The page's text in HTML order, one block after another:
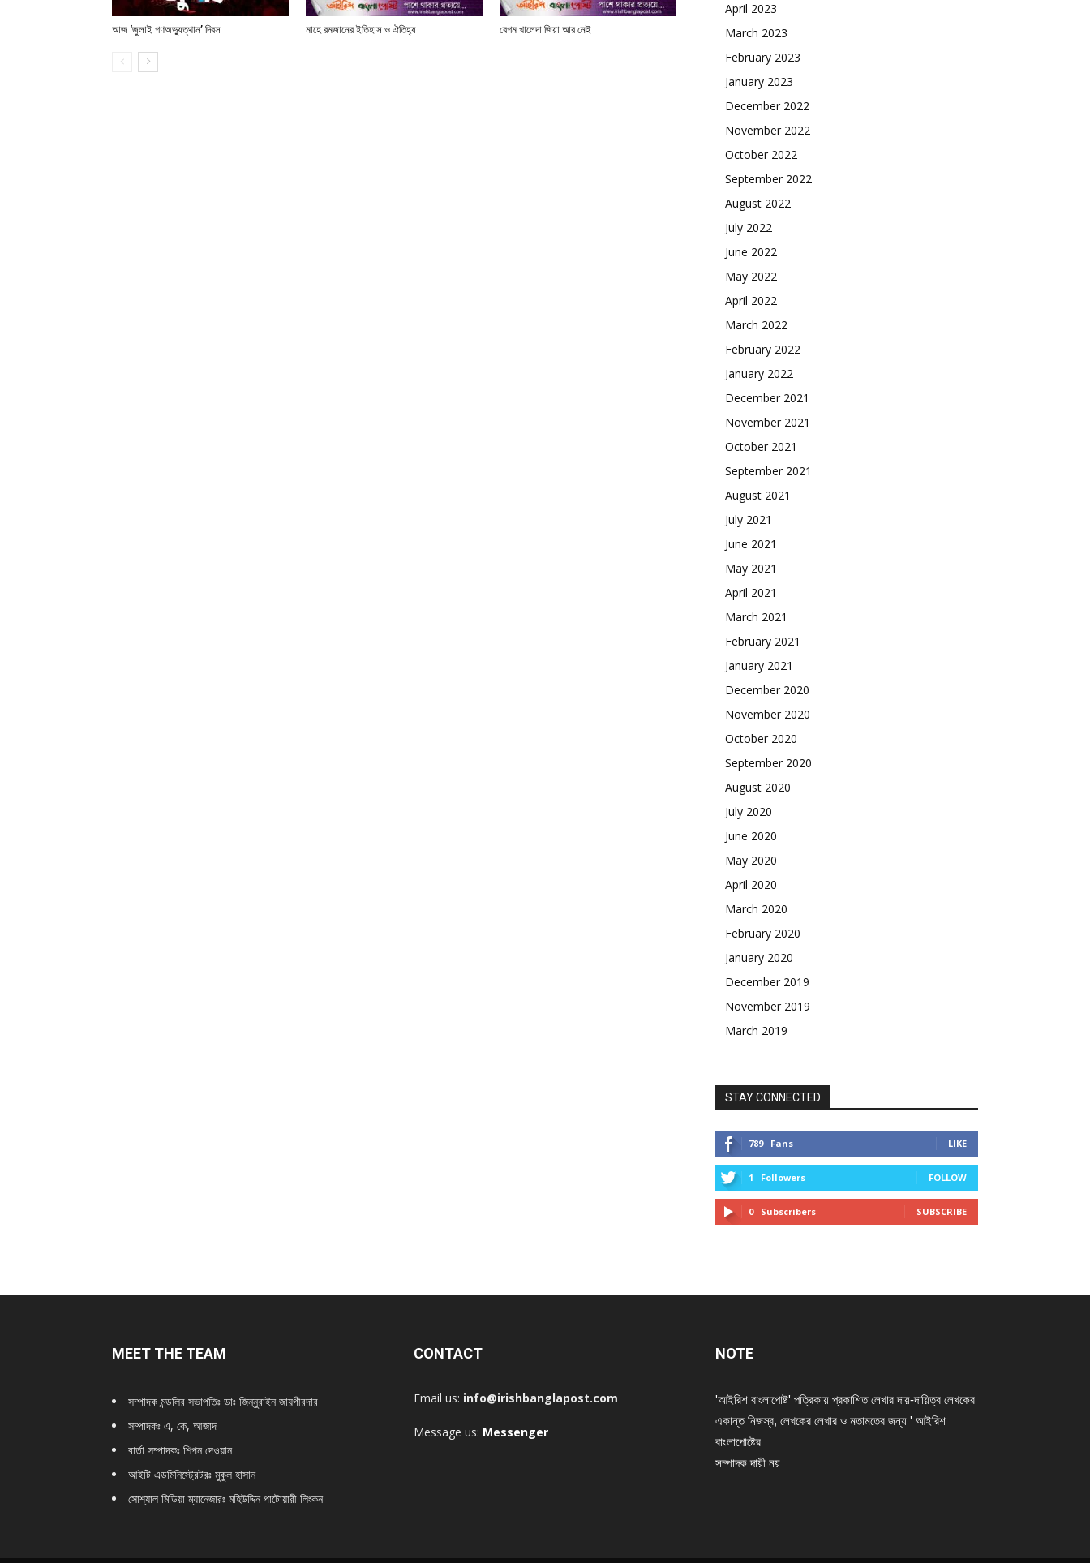
আজ ‘জুলাই গণঅভ্যুত্থান’ দিবস মাহে রমজানের ইতিহাস ও ঐতিহ্য বেগম খালেদা জিয়া আর নেই
April 2023
March 2023
February 2023
January 2023
December 2022
November 2022
October 2022
September 2022
August 2022
July 2022
June 2022
May 2022
April 2022
March 2022
February 2022
January 2022
December 2021
November 2021
October 2021
September 2021
August 2021
July 2021
June 2021
May 2021
April 2021
March 2021
February 2021
January 2021
December 2020
November 2020
October 2020
September 2020
August 2020
July 2020
June 2020
May 2020
April 2020
March 2020
February 2020
January 2020
December 2019
November 2019
March 2019
STAY CONNECTED
789 Fans LIKE
1 Followers FOLLOW
0 Subscribers SUBSCRIBE
MEET THE TEAM
সম্পাদক মন্ডলির সভাপতিঃ ডাঃ জিন্নুরাইন জায়গীরদার
সম্পাদকঃ এ, কে, আজাদ
বার্তা সম্পাদকঃ শিপন দেওয়ান
আইটি এডমিনিস্ট্রেটরঃ মুকুল হাসান
সোশ্যাল মিডিয়া ম্যানেজারঃ মহিউদ্দিন পাটোয়ারী লিংকন
CONTACT
Email us: info@irishbanglapost.com
Message us: Messenger
NOTE
'আইরিশ বাংলাপোষ্ট' পত্রিকায় প্রকাশিত লেখার দায়-দায়িত্ব লেখকের
একান্ত নিজস্ব, লেখকের লেখার ও মতামতের জন্য ' আইরিশ
বাংলাপোষ্টের
সম্পাদক দায়ী নয়